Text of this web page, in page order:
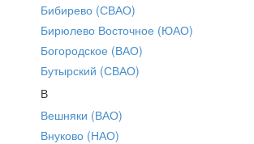
Бибирево (СВАО)
Бирюлево Восточное (ЮАО)
Богородское (ВАО)
Бутырский (СВАО)
В
Вешняки (ВАО)
Внуково (НАО)